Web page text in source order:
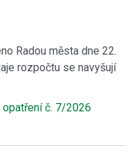
Radou města dne 22.
rozpočtu se navyšují
č. 7/2026